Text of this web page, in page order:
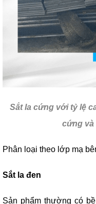
Sắt la cứng với tỷ lệ
cứng
Phân loại theo lớp mạ
Sắt la đen
Sản phẩm thường có